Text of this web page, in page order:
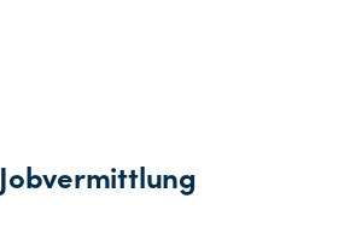
Jobvermittlung